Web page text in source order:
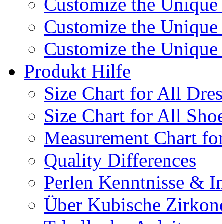
Customize the Unique
Customize the Unique
Produkt Hilfe
Size Chart for All
Size Chart for All
Measurement Chart
Quality Differences
Perlen Kenntnisse &
Über Kubische